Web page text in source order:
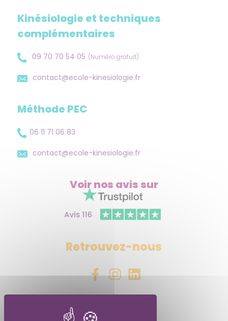
Kinésiologie et techniques
complémentaires
09 70 70 54 05 (Numéro gratuit)
contact@ecole-kinesiologie.fr
Méthode PEC
06 11 71 06 83
contact@ecole-kinesiologie.fr
Voir nos avissur
Retrouvez-nous